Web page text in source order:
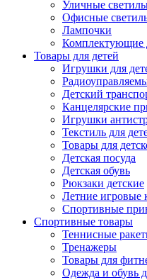
Уличные
Офисные
Лампочки
Комплектующие
Товары для детей
Игрушки для
Детский
Канцелярские
Игрушки
Текстиль для
Товары для
Детская посуда
Детская обувь
Рюкзаки детские
Летние игровые
Спортивные
Спортивные товары
Теннисные
Тренажеры
Товары для
Одежда и обувь